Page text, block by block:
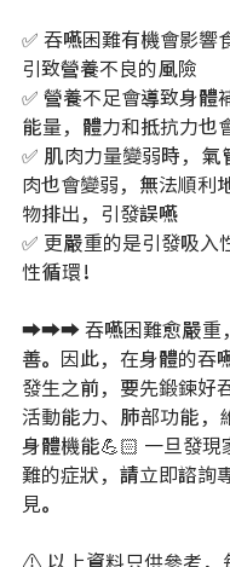
✅ 吞嚥困難有機會影響
引致營養不良的風險
✅ 營養不足會導致身體
能量，體力和抵抗力也
✅ 肌肉力量變弱時，氣
肉也會變弱，無法順利
物排出，引發誤嚥
✅ 更嚴重的是引發吸入
性循環！
➡️➡️➡️ 吞嚥困難愈嚴重
善。因此，在身體的吞
發生之前，要先鍛鍊好
活動能力、肺部功能，
身體機能💪🏻 一旦發現
難的症狀，請立即諮詢
見。
⚠️ 以上資料只供參考，